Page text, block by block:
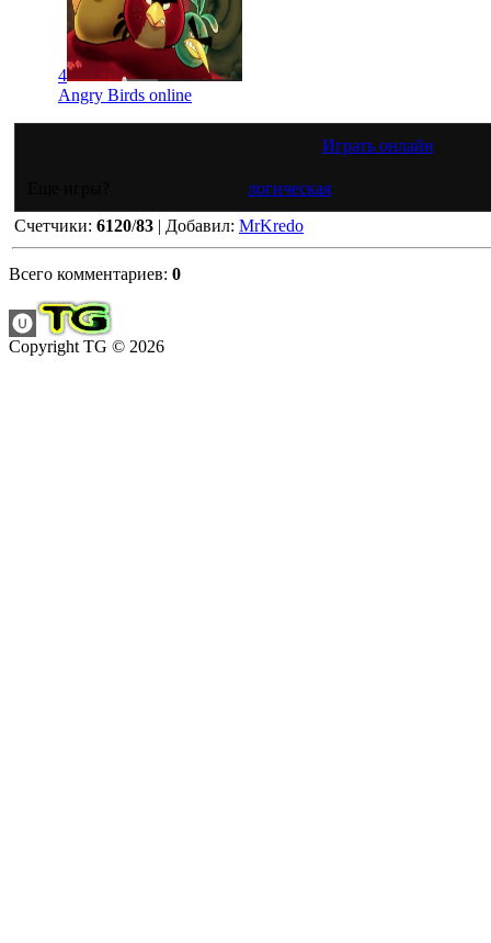
4
Angry Birds online
Играть онлайн
логическая
Счетчики: 6120/83 | Добавил: MrKredo
Всего комментариев: 0
Copyright TG © 2026